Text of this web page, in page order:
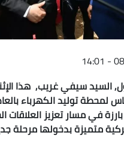
السيد سيفي غريب, هذا
لمحطة توليد الكهرباء
في مسار تعزيز العلاقات
متميزة بدخولها مرحلة